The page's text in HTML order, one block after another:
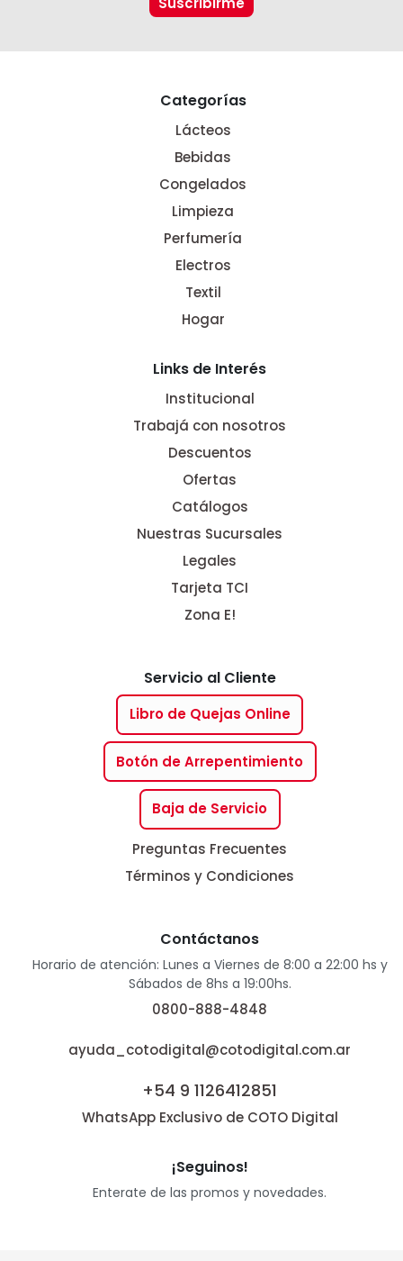
Categorías
Lácteos
Bebidas
Congelados
Limpieza
Perfumería
Electros
Textil
Hogar
Links de Interés
Institucional
Trabajá con nosotros
Descuentos
Ofertas
Catálogos
Nuestras Sucursales
Legales
Tarjeta TCI
Zona E!
Servicio al Cliente
Libro de Quejas Online
Botón de Arrepentimiento
Baja de Servicio
Preguntas Frecuentes
Términos y Condiciones
Contáctanos
Horario de atención: Lunes a Viernes de 8:00 a 22:00 hs y
Sábados de 8hs a 19:00hs.
0800-888-4848
ayuda_cotodigital@cotodigital.com.ar
+54 9 1126412851
WhatsApp Exclusivo de COTO Digital
¡Seguinos!
Enterate de las promos y novedades.